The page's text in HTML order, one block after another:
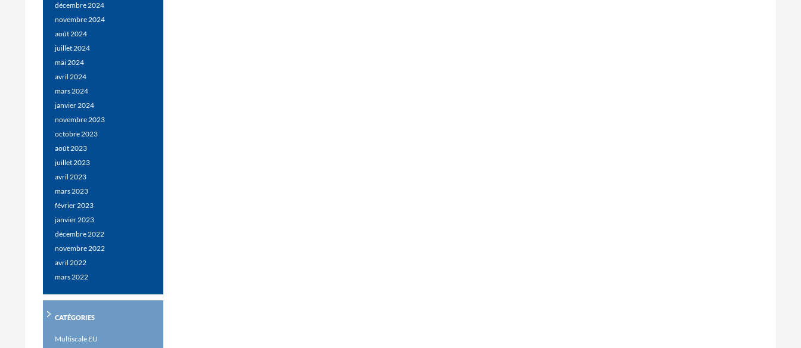
décembre 2024
novembre 2024
août 2024
juillet 2024
mai 2024
avril 2024
mars 2024
janvier 2024
novembre 2023
octobre 2023
août 2023
juillet 2023
avril 2023
mars 2023
février 2023
janvier 2023
décembre 2022
novembre 2022
avril 2022
mars 2022
CATÉGORIES
Multiscale EU